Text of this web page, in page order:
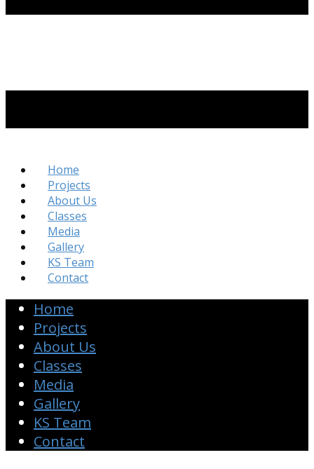
Home
Projects
About Us
Classes
Media
Gallery
KS Team
Contact
Home
Projects
About Us
Classes
Media
Gallery
KS Team
Contact